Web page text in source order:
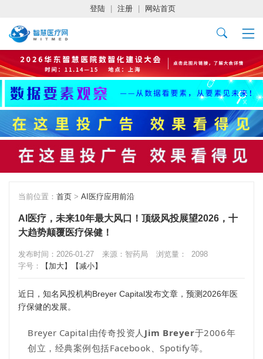
登陆 注册 网站首页
当前位置： 首页 > AI医疗应用前沿
AI医疗，未来10年最大风口！顶级风投展望2026，十
大趋势颠覆医疗保健！
发布时间：2026-01-27 来源：智药局 浏览量：
2098
字号：
【加大】 【减小】
近日，知名风投机构Breyer Capital发布文章，预测2026年医
疗保健的发展。
Breyer Capital由传奇投资人 Jim Breyer于2006年
创立， 经典案例包括Facebook Spotify等。